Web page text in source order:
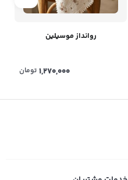
روانداز موسیلین
1,270,000 تومان